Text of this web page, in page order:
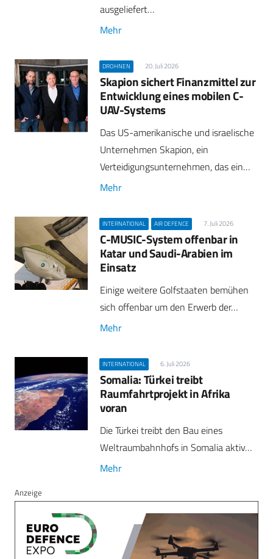
ausgeliefert…
Mehr
DROHNEN 20. Juli 2026
Skapion sichert Finanzmittel zur
Entwicklung eines mobilen C-
UAV-Systems
Das US-amerikanische und israelische
Unternehmen Skapion, ein
Verteidigungsunternehmen, das ein…
Mehr
INTERNATIONAL AIR DEFENCE 7. Juli 2026
C-MUSIC-System offenbar in
Katar und Saudi-Arabien im
Einsatz
Einige weitere Golfstaaten bemühen
sich offenbar um den Erwerb der…
Mehr
INTERNATIONAL 6. Juli 2026
Somalia: Türkei treibt
Raumfahrtprojekt in Afrika
voran
Die Türkei treibt den Bau eines
Weltraumbahnhofs in Somalia aktiv…
Mehr
Anzeige